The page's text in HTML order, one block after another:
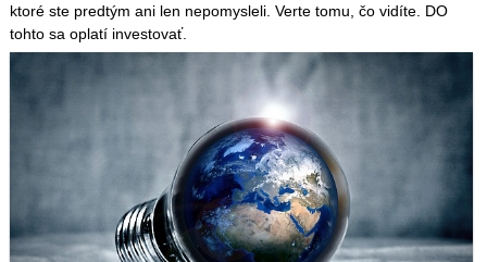
ktoré ste predtým ani len nepomysleli. Verte tomu, čo vidíte. DO
tohto sa oplatí investovať.